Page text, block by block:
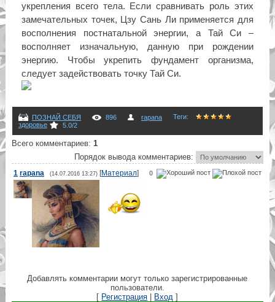
укрепления всего тела. Если сравнивать роль этих
замечательных точек, Цзу Сань Ли применяется для
восполнения постнатальной энергии, а Тай Си –
восполняет изначальную, данную при рождении
энергию. Чтобы укрепить фундамент организма,
следует задействовать точку Тай Си.
ПОЗНАЙ СЕБЯ 896 rapana Теги:
здоровье
5.0/2
Всего комментариев: 1
Порядок вывода комментариев:
0
1 rapana (14.07.2016 13:27)[Материал]
Добавлять комментарии могут только зарегистрированные
пользователи.
[ Регистрация | Вход ]